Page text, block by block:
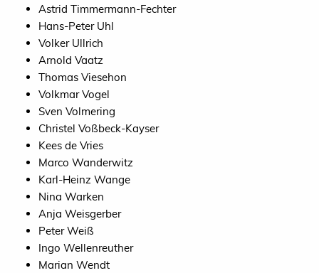
Astrid Timmermann-Fechter
Hans-Peter Uhl
Volker Ullrich
Arnold Vaatz
Thomas Viesehon
Volkmar Vogel
Sven Volmering
Christel Voßbeck-Kayser
Kees de Vries
Marco Wanderwitz
Karl-Heinz Wange
Nina Warken
Anja Weisgerber
Peter Weiß
Ingo Wellenreuther
Marian Wendt